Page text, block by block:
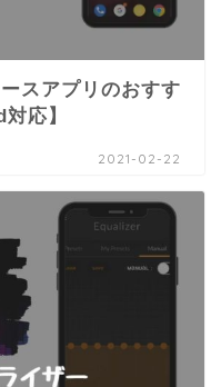
スアプリのおすす
応】
2021-02-22